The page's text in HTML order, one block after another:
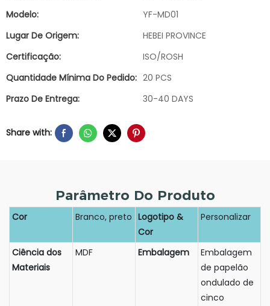
Modelo:
YF-MD01
Lugar De Origem:
HEBEI PROVINCE
Certificação:
ISO/ROSH
Quantidade Mínima Do Pedido: 20 PCS
Prazo De Entrega:
30-40 DAYS
Share with:
Parâmetro Do Produto
Cor Branco, preto Logotipo &
Cor
Personalizar
Ciência dos
Materiais
MDF Embalagem
Embalagem
de papelão
ondulado de
cinco